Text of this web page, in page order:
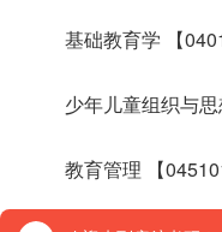
基础教育学 【
少年儿童组织与
教育管理 【